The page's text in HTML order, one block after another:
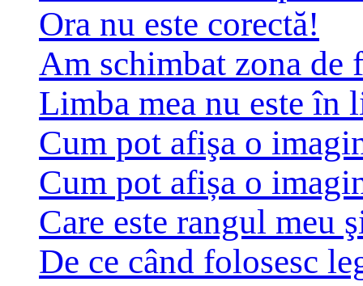
Ora nu este corectă!
Am schimbat zona de
Limba mea nu este în
Cum pot afişa o
Cum pot afișa o
Care este rangul meu
De ce când folosesc